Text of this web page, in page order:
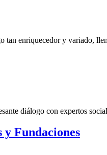
enriquecedor y variado,
diálogo con expertos
y Fundaciones